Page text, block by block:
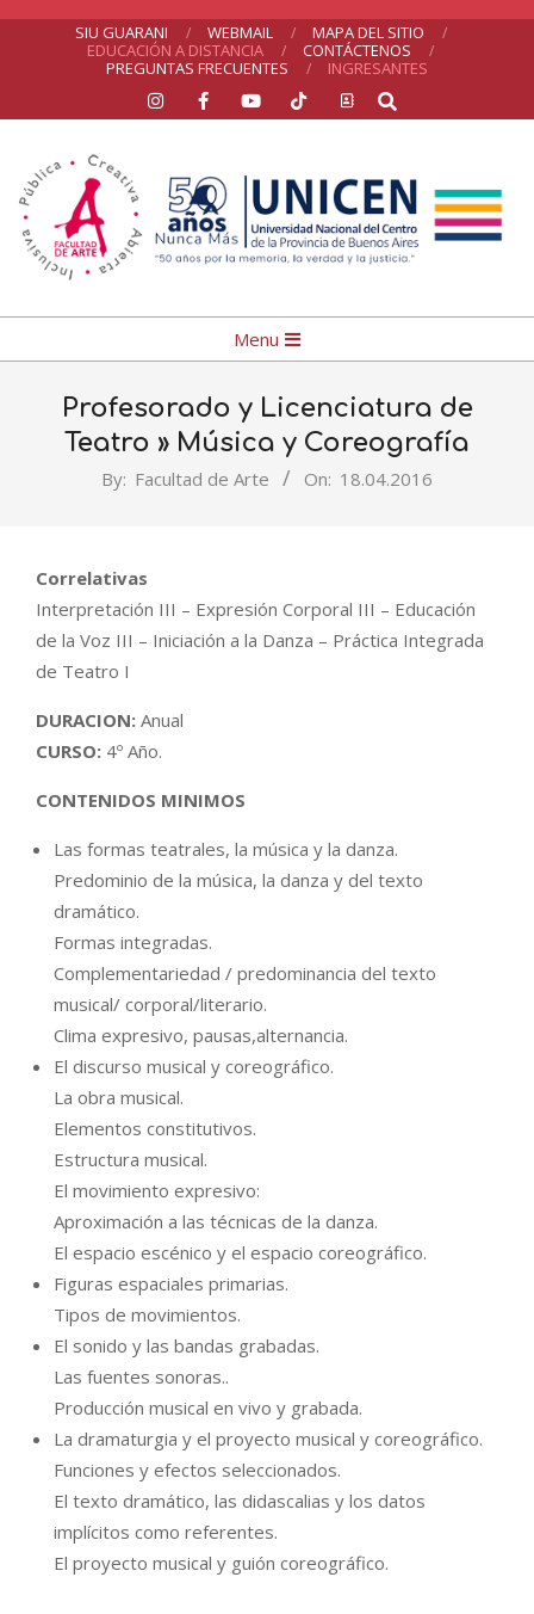
SIU GUARANI WEBMAIL
MAPA DEL SITIO
EDUCACIÓN A DISTANCIA
CONTÁCTENOS
PREGUNTAS FRECUENTES
INGRESANTES
Search
UNICEN
Navigation
Menu
Profesorado y Licenciatura de
Teatro » Música y Coreografía
By: Facultad de Arte On: 18.04.2016
Correlativas
Interpretación III – Expresión Corporal III – Educación
de la Voz III – Iniciación a la Danza – Práctica Integrada
de Teatro I
DURACION: Anual
CURSO: 4º Año.
CONTENIDOS MINIMOS
Las formas teatrales, la música y la danza.
Predominio de la música, la danza y del texto
dramático.
Formas integradas.
Complementariedad / predominancia del texto
musical/ corporal/literario.
Clima expresivo, pausas,alternancia.
El discurso musical y coreográfico.
La obra musical.
Elementos constitutivos.
Estructura musical.
El movimiento expresivo:
Aproximación a las técnicas de la danza.
El espacio escénico y el espacio coreográfico.
Figuras espaciales primarias.
Tipos de movimientos.
El sonido y las bandas grabadas.
Las fuentes sonoras..
Producción musical en vivo y grabada.
La dramaturgia y el proyecto musical y coreográfico.
Funciones y efectos seleccionados.
El texto dramático, las didascalias y los datos
implícitos como referentes.
El proyecto musical y guión coreográfico.